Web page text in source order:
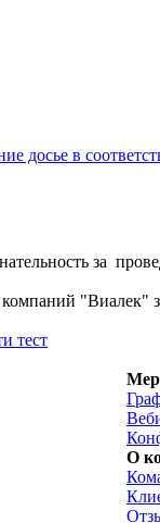
досье в
за
"Виалек"
тест
О